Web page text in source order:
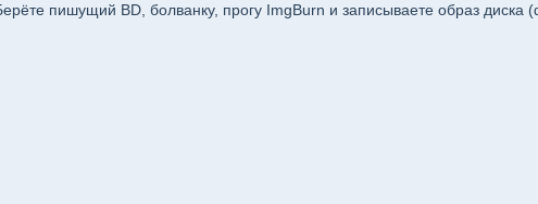
пишущий BD, болванку, прогу ImgBurn и записываете образ диска